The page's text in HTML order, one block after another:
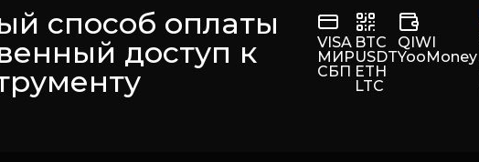
способ оплаты
доступ к
VISA
МИР
СБП
BTC
USDT
ETH
LTC
QIWI
YooMoney